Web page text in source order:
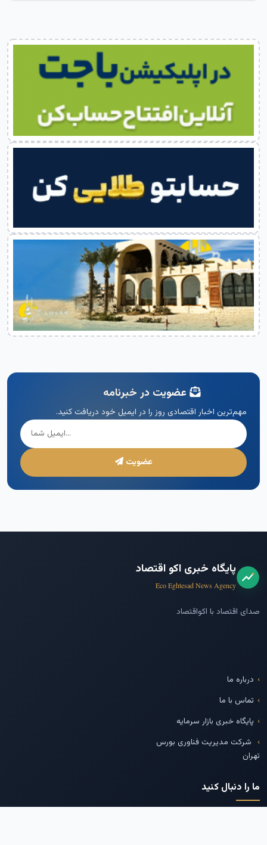
عضویت در خبرنامه
مهم‌ترین اخبار اقتصادی روز را در ایمیل خود دریافت کنید.
عضویت
پایگاه خبری اکو اقتصاد
Eco Eghtesad News Agency
صدای اقتصاد با اکواقتصاد
درباره ما
تماس با ما
پایگاه خبری بازار سرمایه
شرکت مدیریت فناوری بورس
تهران
ما را دنبال کنید